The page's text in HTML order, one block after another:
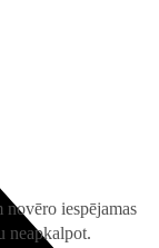
iespējamas
neapkalpot.